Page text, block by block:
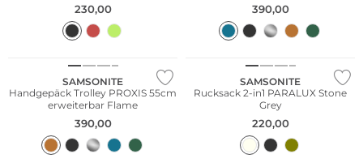
230,00 390,00
SAMSONITE
Handgepäck Trolley PROXIS 55cm
erweiterbar Flame
390,00
SAMSONITE
Rucksack 2-in1 PARALUX Stone
Grey
220,00